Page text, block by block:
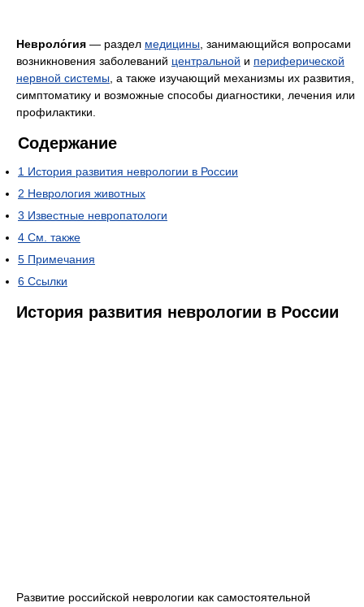
Невроло́гия — раздел медицины , занимающийся вопросами
возникновения заболеваний центральной и периферической
нервной системы , а также изучающий механизмы их развития,
симптоматику и возможные способы диагностики, лечения или
профилактики.
Содержание
1 История развития неврологии в России
2 Неврология животных
3 Известные невропатологи
4 См. также
5 Примечания
6 Ссылки
История развития неврологии в России
Развитие российской неврологии как самостоятельной